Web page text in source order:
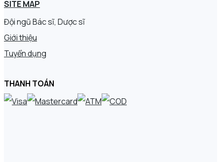
SITE MAP
Đội ngũ Bác sĩ, Dược sĩ
Giới thiệu
Tuyển dụng
THANH TOÁN